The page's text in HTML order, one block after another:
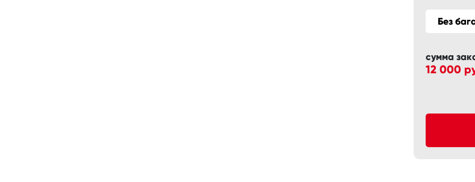
Без
сумма
12 000